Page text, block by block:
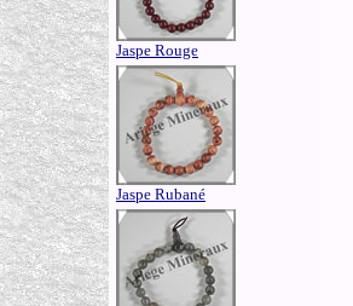
Jaspe Rouge
Jaspe Rubané